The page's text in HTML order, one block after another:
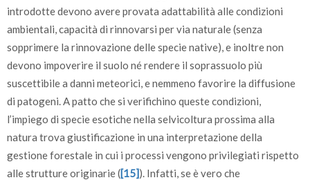
introdotte devono avere provata adattabilità alle condizioni
ambientali, capacità di rinnovarsi per via naturale (senza
sopprimere la rinnovazione delle specie native), e inoltre non
devono impoverire il suolo né rendere il soprassuolo più
suscettibile a danni meteorici, e nemmeno favorire la diffusione
di patogeni. A patto che si verifichino queste condizioni,
l’impiego di specie esotiche nella selvicoltura prossima alla
natura trova giustificazione in una interpretazione della
gestione forestale in cui i processi vengono privilegiati rispetto
alle strutture originarie ([15]). Infatti, se è vero che